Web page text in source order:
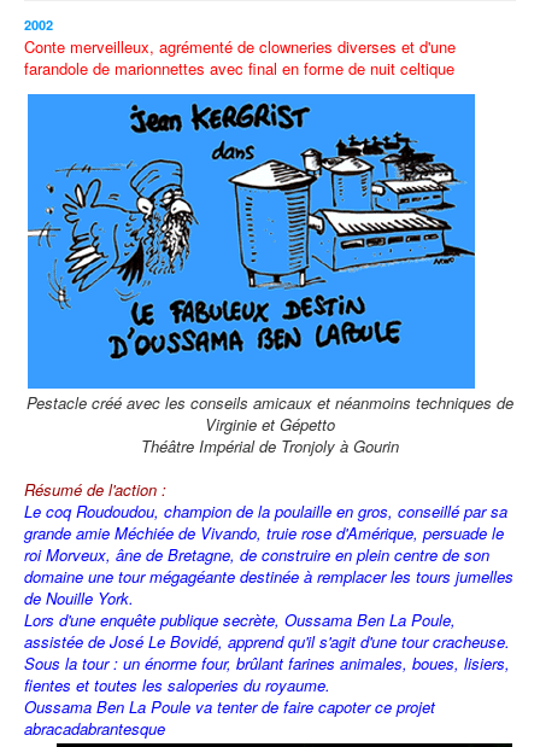
2002
Conte merveilleux, agrémenté de clowneries diverses et d'une
farandole de marionnettes avec final en forme de nuit celtique
Pestacle créé avec les conseils amicaux et néanmoins techniques de
Virginie et Gépetto
Théâtre Impérial de Tronjoly à Gourin
Résumé de l'action :
Le coq Roudoudou, champion de la poulaille en gros, conseillé par sa
grande amie Méchiée de Vivando, truie rose d'Amérique, persuade le
roi Morveux, âne de Bretagne, de construire en plein centre de son
domaine une tour mégagéante destinée à remplacer les tours jumelles
de Nouille York.
Lors d'une enquête publique secrète, Oussama Ben La Poule,
assistée de José Le Bovidé, apprend qu'il s'agit d'une tour cracheuse.
Sous la tour : un énorme four, brûlant farines animales, boues, lisiers,
fientes et toutes les saloperies du royaume.
Oussama Ben La Poule va tenter de faire capoter ce projet
abracadabrantesque